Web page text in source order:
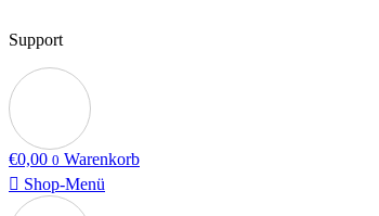
Support
€0,00 0 Warenkorb
Shop-Menü